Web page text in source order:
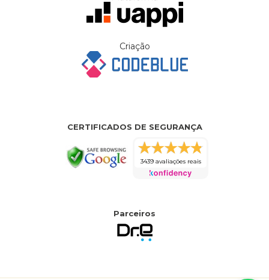
Criação
CERTIFICADOS DE SEGURANÇA
3439 avaliações reais
Parceiros